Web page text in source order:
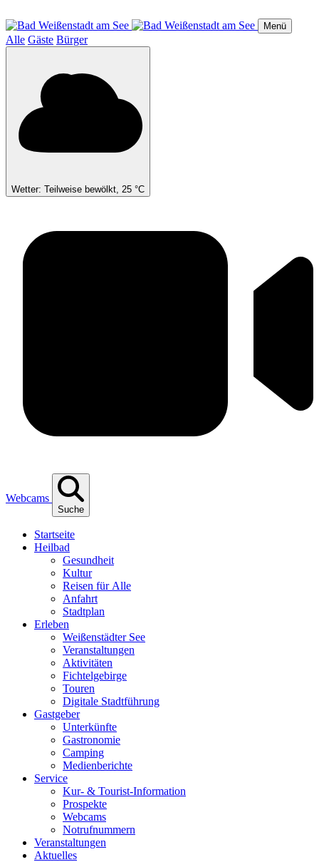
zum
Inhalt
Menü
Alle Gäste Bürger
Wetter: Teilweise bewölkt, 25 °C
Webcams
Suche
Start­sei­te
Heil­bad
Gesund­heit
Kul­tur
Rei­sen für Alle
Anfahrt
Stadt­plan
Erle­ben
Wei­ßen­städ­ter See
Ver­an­stal­tun­gen
Akti­vi­tä­ten
Fich­tel­ge­bir­ge
Tou­ren
Digi­ta­le Stadtführung
Gast­ge­ber
Unter­künf­te
Gas­tro­no­mie
Cam­ping
Medi­en­be­rich­te
Ser­vice
Kur- & Tourist-Information
Pro­spek­te
Web­cams
Not­ruf­num­mern
Ver­an­stal­tun­gen
Aktu­el­les